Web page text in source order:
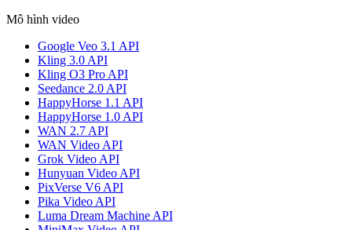
Mô hình video
Google Veo 3.1 API
Kling 3.0 API
Kling O3 Pro API
Seedance 2.0 API
HappyHorse 1.1 API
HappyHorse 1.0 API
WAN 2.7 API
WAN Video API
Grok Video API
Hunyuan Video API
PixVerse V6 API
Pika Video API
Luma Dream Machine API